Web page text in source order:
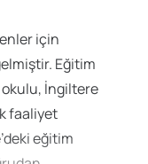
için
Eğitim
İngiltere
faaliyet
eğitim